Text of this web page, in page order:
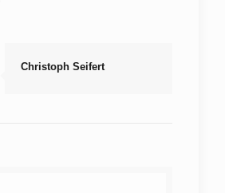
Christoph Seifert